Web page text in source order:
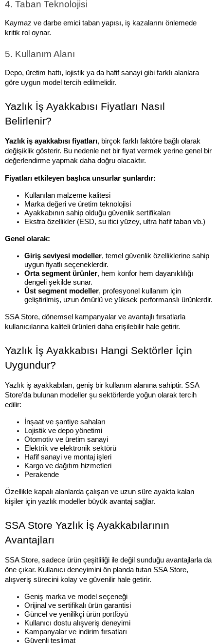
4. Taban Teknolojisi
Kaymaz ve darbe emici taban yapısı, iş kazalarını önlemede
kritik rol oynar.
5. Kullanım Alanı
Depo, üretim hattı, lojistik ya da hafif sanayi gibi farklı alanlara
göre uygun model tercih edilmelidir.
Yazlık İş Ayakkabısı Fiyatları Nasıl
Belirlenir?
Yazlık iş ayakkabısı fiyatları, birçok farklı faktöre bağlı olarak
değişiklik gösterir. Bu nedenle net bir fiyat vermek yerine genel bir
değerlendirme yapmak daha doğru olacaktır.
Fiyatları etkileyen başlıca unsurlar şunlardır:
Kullanılan malzeme kalitesi
Marka değeri ve üretim teknolojisi
Ayakkabının sahip olduğu güvenlik sertifikaları
Ekstra özellikler (ESD, su itici yüzey, ultra hafif taban vb.)
Genel olarak:
Giriş seviyesi modeller, temel güvenlik özelliklerine sahip
uygun fiyatlı seçeneklerdir.
Orta segment ürünler, hem konfor hem dayanıklılığı
dengeli şekilde sunar.
Üst segment modeller, profesyonel kullanım için
geliştirilmiş, uzun ömürlü ve yüksek performanslı ürünlerdir.
SSA Store, dönemsel kampanyalar ve avantajlı fırsatlarla
kullanıcılarına kaliteli ürünleri daha erişilebilir hale getirir.
Yazlık İş Ayakkabısı Hangi Sektörler İçin
Uygundur?
Yazlık iş ayakkabıları, geniş bir kullanım alanına sahiptir. SSA
Store’da bulunan modeller şu sektörlerde yoğun olarak tercih
edilir:
İnşaat ve şantiye sahaları
Lojistik ve depo yönetimi
Otomotiv ve üretim sanayi
Elektrik ve elektronik sektörü
Hafif sanayi ve montaj işleri
Kargo ve dağıtım hizmetleri
Perakende
Özellikle kapalı alanlarda çalışan ve uzun süre ayakta kalan
kişiler için yazlık modeller büyük avantaj sağlar.
SSA Store Yazlık İş Ayakkabılarının
Avantajları
SSA Store, sadece ürün çeşitliliği ile değil sunduğu avantajlarla da
öne çıkar. Kullanıcı deneyimini ön planda tutan SSA Store,
alışveriş sürecini kolay ve güvenilir hale getirir.
Geniş marka ve model seçeneği
Orijinal ve sertifikalı ürün garantisi
Güncel ve yenilikçi ürün portföyü
Kullanıcı dostu alışveriş deneyimi
Kampanyalar ve indirim fırsatları
Güvenli teslimat